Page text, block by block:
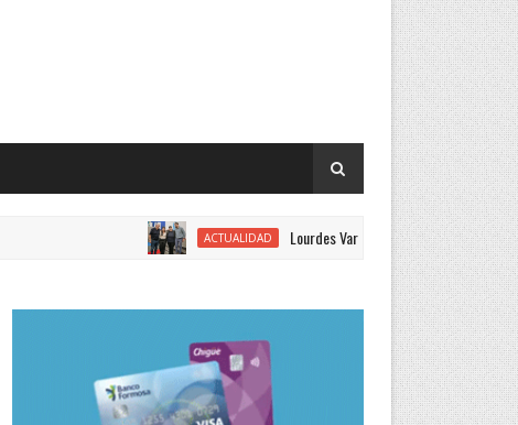
ACTUALIDAD Lourdes Vargas juró como concejal por el